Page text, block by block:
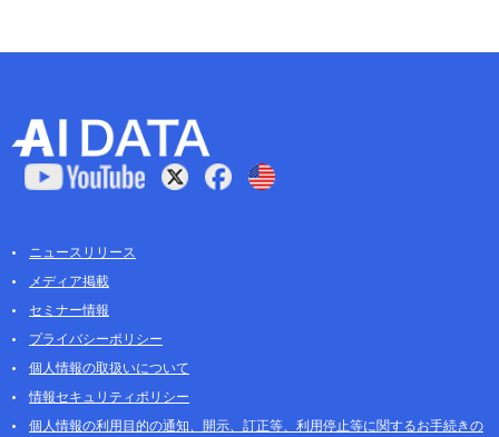
ニュースリリース
メディア掲載
セミナー情報
プライバシーポリシー
個人情報の取扱いについて
情報セキュリティポリシー
個人情報の利用目的の通知、開示、訂正等、利用停止等に関するお手続きの